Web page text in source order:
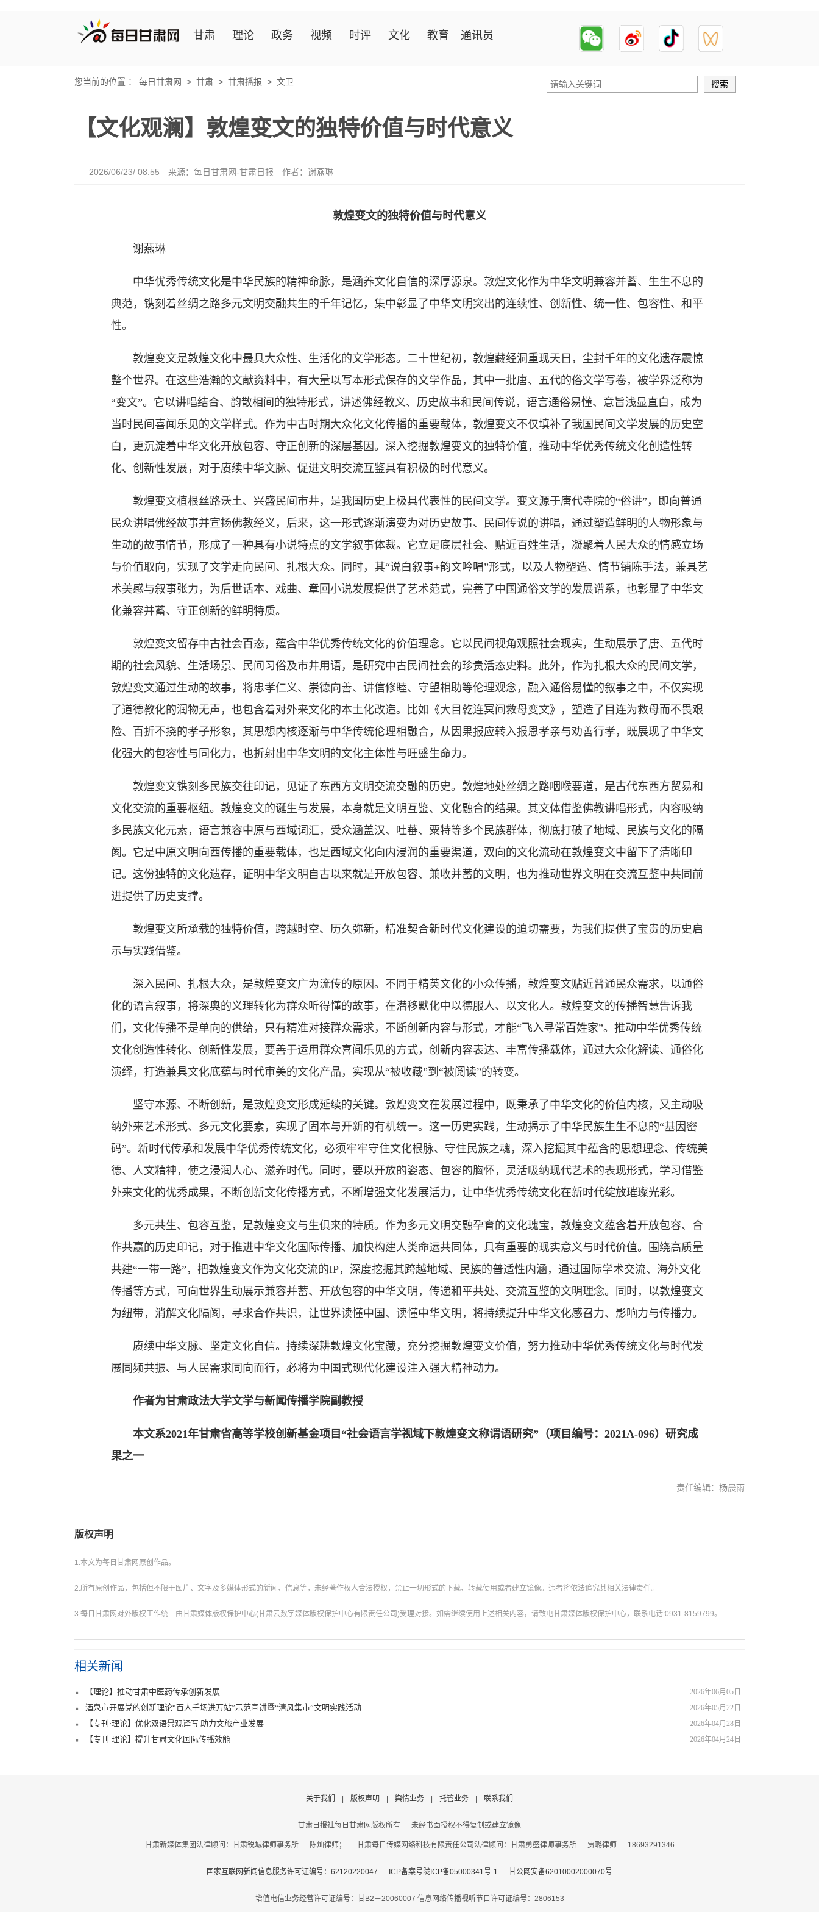
甘肃 理论 政务 视频 时评 文化 教育 通讯员
您当前的位置 ： 每日甘肃网 > 甘肃 > 甘肃播报 > 文卫
【文化观澜】敦煌变文的独特价值与时代意义
2026/06/23/ 08:55 来源：每日甘肃网-甘肃日报 作者：谢燕琳
敦煌变文的独特价值与时代意义
谢燕琳
中华优秀传统文化是中华民族的精神命脉，是涵养文化自信的深厚源泉。敦煌文化作为中华文明兼容并蓄、生生不息的
典范，镌刻着丝绸之路多元文明交融共生的千年记忆，集中彰显了中华文明突出的连续性、创新性、统一性、包容性、和平
性。
敦煌变文是敦煌文化中最具大众性、生活化的文学形态。二十世纪初，敦煌藏经洞重现天日，尘封千年的文化遗存震惊
整个世界。在这些浩瀚的文献资料中，有大量以写本形式保存的文学作品，其中一批唐、五代的俗文学写卷，被学界泛称为
“变文”。它以讲唱结合、韵散相间的独特形式，讲述佛经教义、历史故事和民间传说，语言通俗易懂、意旨浅显直白，成为
当时民间喜闻乐见的文学样式。作为中古时期大众化文化传播的重要载体，敦煌变文不仅填补了我国民间文学发展的历史空
白，更沉淀着中华文化开放包容、守正创新的深层基因。深入挖掘敦煌变文的独特价值，推动中华优秀传统文化创造性转
化、创新性发展，对于赓续中华文脉、促进文明交流互鉴具有积极的时代意义。
敦煌变文植根丝路沃土、兴盛民间市井，是我国历史上极具代表性的民间文学。变文源于唐代寺院的“俗讲”，即向普通
民众讲唱佛经故事并宣扬佛教经义，后来，这一形式逐渐演变为对历史故事、民间传说的讲唱，通过塑造鲜明的人物形象与
生动的故事情节，形成了一种具有小说特点的文学叙事体裁。它立足底层社会、贴近百姓生活，凝聚着人民大众的情感立场
与价值取向，实现了文学走向民间、扎根大众。同时，其“说白叙事+韵文吟唱”形式，以及人物塑造、情节铺陈手法，兼具艺
术美感与叙事张力，为后世话本、戏曲、章回小说发展提供了艺术范式，完善了中国通俗文学的发展谱系，也彰显了中华文
化兼容并蓄、守正创新的鲜明特质。
敦煌变文留存中古社会百态，蕴含中华优秀传统文化的价值理念。它以民间视角观照社会现实，生动展示了唐、五代时
期的社会风貌、生活场景、民间习俗及市井用语，是研究中古民间社会的珍贵活态史料。此外，作为扎根大众的民间文学，
敦煌变文通过生动的故事，将忠孝仁义、崇德向善、讲信修睦、守望相助等伦理观念，融入通俗易懂的叙事之中，不仅实现
了道德教化的润物无声，也包含着对外来文化的本土化改造。比如《大目乾连冥间救母变文》，塑造了目连为救母而不畏艰
险、百折不挠的孝子形象，其思想内核逐渐与中华传统伦理相融合，从因果报应转入报恩孝亲与劝善行孝，既展现了中华文
化强大的包容性与同化力，也折射出中华文明的文化主体性与旺盛生命力。
敦煌变文镌刻多民族交往印记，见证了东西方文明交流交融的历史。敦煌地处丝绸之路咽喉要道，是古代东西方贸易和
文化交流的重要枢纽。敦煌变文的诞生与发展，本身就是文明互鉴、文化融合的结果。其文体借鉴佛教讲唱形式，内容吸纳
多民族文化元素，语言兼容中原与西域词汇，受众涵盖汉、吐蕃、粟特等多个民族群体，彻底打破了地域、民族与文化的隔
阂。它是中原文明向西传播的重要载体，也是西域文化向内浸润的重要渠道，双向的文化流动在敦煌变文中留下了清晰印
记。这份独特的文化遗存，证明中华文明自古以来就是开放包容、兼收并蓄的文明，也为推动世界文明在交流互鉴中共同前
进提供了历史支撑。
敦煌变文所承载的独特价值，跨越时空、历久弥新，精准契合新时代文化建设的迫切需要，为我们提供了宝贵的历史启
示与实践借鉴。
深入民间、扎根大众，是敦煌变文广为流传的原因。不同于精英文化的小众传播，敦煌变文贴近普通民众需求，以通俗
化的语言叙事，将深奥的义理转化为群众听得懂的故事，在潜移默化中以德服人、以文化人。敦煌变文的传播智慧告诉我
们，文化传播不是单向的供给，只有精准对接群众需求，不断创新内容与形式，才能“飞入寻常百姓家”。推动中华优秀传统
文化创造性转化、创新性发展，要善于运用群众喜闻乐见的方式，创新内容表达、丰富传播载体，通过大众化解读、通俗化
演绎，打造兼具文化底蕴与时代审美的文化产品，实现从“被收藏”到“被阅读”的转变。
坚守本源、不断创新，是敦煌变文形成延续的关键。敦煌变文在发展过程中，既秉承了中华文化的价值内核，又主动吸
纳外来艺术形式、多元文化要素，实现了固本与开新的有机统一。这一历史实践，生动揭示了中华民族生生不息的“基因密
码”。新时代传承和发展中华优秀传统文化，必须牢牢守住文化根脉、守住民族之魂，深入挖掘其中蕴含的思想理念、传统美
德、人文精神，使之浸润人心、滋养时代。同时，要以开放的姿态、包容的胸怀，灵活吸纳现代艺术的表现形式，学习借鉴
外来文化的优秀成果，不断创新文化传播方式，不断增强文化发展活力，让中华优秀传统文化在新时代绽放璀璨光彩。
多元共生、包容互鉴，是敦煌变文与生俱来的特质。作为多元文明交融孕育的文化瑰宝，敦煌变文蕴含着开放包容、合
作共赢的历史印记，对于推进中华文化国际传播、加快构建人类命运共同体，具有重要的现实意义与时代价值。围绕高质量
共建“一带一路”，把敦煌变文作为文化交流的IP，深度挖掘其跨越地域、民族的普适性内涵，通过国际学术交流、海外文化
传播等方式，可向世界生动展示兼容并蓄、开放包容的中华文明，传递和平共处、交流互鉴的文明理念。同时，以敦煌变文
为纽带，消解文化隔阂，寻求合作共识，让世界读懂中国、读懂中华文明，将持续提升中华文化感召力、影响力与传播力。
赓续中华文脉、坚定文化自信。持续深耕敦煌文化宝藏，充分挖掘敦煌变文价值，努力推动中华优秀传统文化与时代发
展同频共振、与人民需求同向而行，必将为中国式现代化建设注入强大精神动力。
作者为甘肃政法大学文学与新闻传播学院副教授
本文系2021年甘肃省高等学校创新基金项目“社会语言学视域下敦煌变文称谓语研究”（项目编号：2021A-096）研究成
果之一
责任编辑：杨晨雨
版权声明
1.本文为每日甘肃网原创作品。
2.所有原创作品，包括但不限于图片、文字及多媒体形式的新闻、信息等，未经著作权人合法授权，禁止一切形式的下载、转载使用或者建立镜像。违者将依法追究其相关法律责任。
3.每日甘肃网对外版权工作统一由甘肃媒体版权保护中心(甘肃云数字媒体版权保护中心有限责任公司)受理对接。如需继续使用上述相关内容，请致电甘肃媒体版权保护中心，联系电话:0931-8159799。
相关新闻
2026年06月05日
【理论】推动甘肃中医药传承创新发展
2026年05月22日
酒泉市开展党的创新理论“百人千场进万站”示范宣讲暨“清风集市”文明实践活动
2026年04月28日
【专刊·理论】优化双语景观译写 助力文旅产业发展
2026年04月24日
【专刊·理论】提升甘肃文化国际传播效能
关于我们 版权声明 舆情业务 托管业务 联系我们
甘肃日报社每日甘肃网版权所有 未经书面授权不得复制或建立镜像
甘肃新媒体集团法律顾问：甘肃锐城律师事务所 陈灿律师； 甘肃每日传媒网络科技有限责任公司法律顾问：甘肃勇盛律师事务所 贾璐律师 18693291346
国家互联网新闻信息服务许可证编号：62120220047 ICP备案号陇ICP备05000341号-1 甘公网安备62010002000070号
增值电信业务经营许可证编号：甘B2－20060007 信息网络传播视听节目许可证编号：2806153